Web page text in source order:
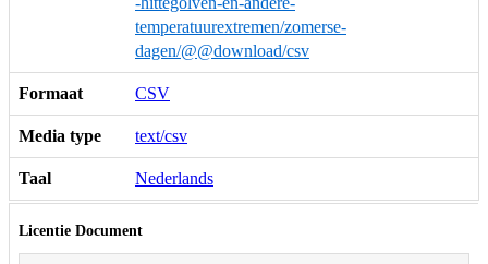
temperatuurextremen/zomerse-
dagen/@@download/csv
Formaat CSV
Media type text/csv
Taal Nederlands
Licentie Document